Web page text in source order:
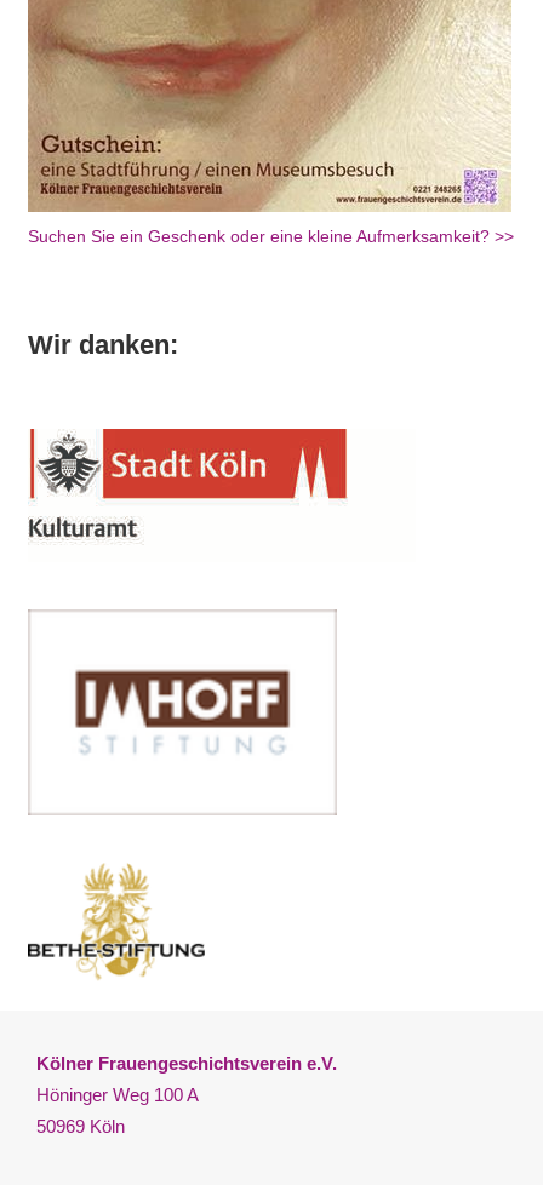
Suchen Sie ein Geschenk oder eine kleine Aufmerksamkeit? >>
Wir danken:
Kölner Frauengeschichtsverein e.V.
Höninger Weg 100 A
50969 Köln